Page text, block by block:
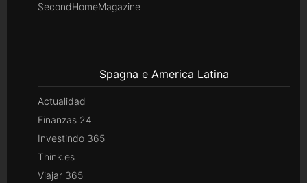
SecondHomeMagazine
Spagna e America Latina
Actualidad
Finanzas 24
Investindo 365
Think.es
Viajar 365